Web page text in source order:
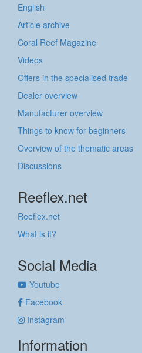
English
Article archive
Coral Reef Magazine
Videos
Offers in the specialised trade
Dealer overview
Manufacturer overview
Things to know for beginners
Overview of the thematic areas
Discussions
Reeflex.net
Reeflex.net
What is it?
Social Media
Youtube
Facebook
Instagram
Information